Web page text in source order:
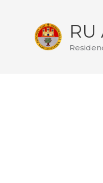
contenido
RU